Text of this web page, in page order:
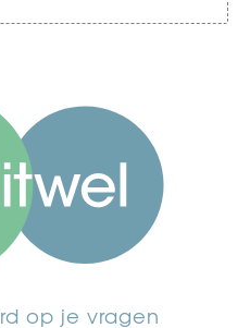
op je vragen